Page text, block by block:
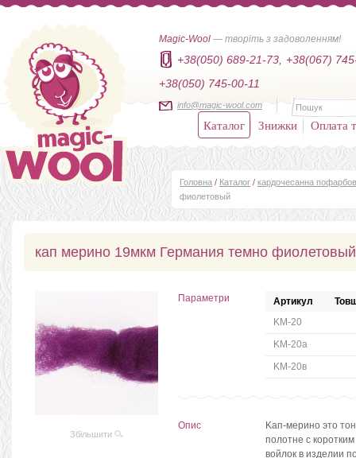
Magic-Wool — творіть з задоволенням!
+38(050) 689-21-73,
+38(067)
+38(050) 745-00-11
info@magic-wool.com
Каталог Знижки Оплата
Головна / Каталог / кардочесанна
фиолетовый
кап мерино 19мкм Германия темно фиолетовый
Збільшити
Параметри Артикул
KM-20
KM-20а
KM-20в
Опис
Kaп-мерино это
полотне с
войлок в изделии